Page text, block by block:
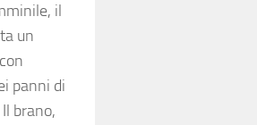
il
un
panni di
Il brano,